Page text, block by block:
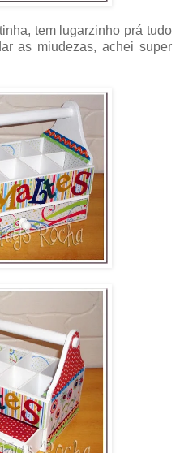
tem lugarzinho prá tudo
as miudezas, achei super